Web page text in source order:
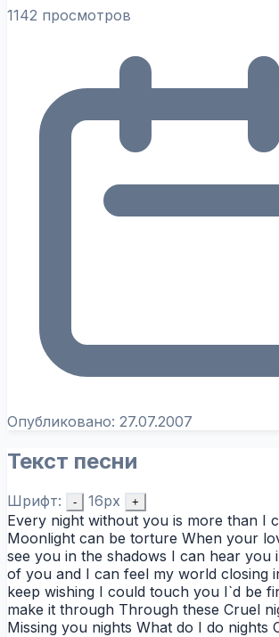
1142 просмотров
Опубликовано: 27.07.2007
Текст песни
Шрифт: - 16px +
Every night without you is more than I
Moonlight can be torture When your
see you in the shadows I can hear you
of you and I can feel my world closing
keep wishing I could touch you I`d be
make it through Through these Cruel
Missing you nights What do I do nights